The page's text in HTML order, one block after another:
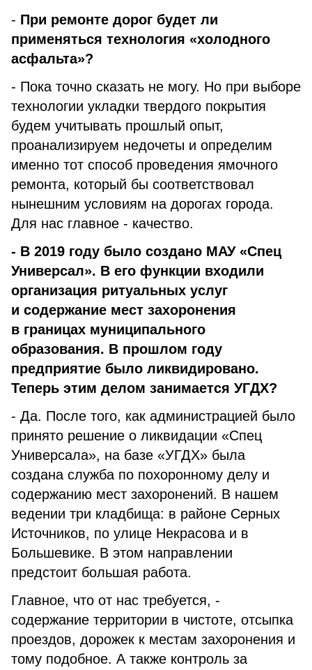
- При ремонте дорог будет ли
применяться технология «холодного
асфальта»?
- Пока точно сказать не могу. Но при выборе
технологии укладки твердого покрытия
будем учитывать прошлый опыт,
проанализируем недочеты и определим
именно тот способ проведения ямочного
ремонта, который бы соответствовал
нынешним условиям на дорогах города.
Для нас главное - качество.
- В 2019 году было создано МАУ «Спец
Универсал». В его функции входили
организация ритуальных услуг
и содержание мест захоронения
в границах муниципального
образования. В прошлом году
предприятие было ликвидировано.
Теперь этим делом занимается УГДХ?
- Да. После того, как администрацией было
принято решение о ликвидации «Спец
Универсала», на базе «УГДХ» была
создана служба по похоронному делу и
содержанию мест захоронений. В нашем
ведении три кладбища: в районе Серных
Источников, по улице Некрасова и в
Большевике. В этом направлении
предстоит большая работа.
Главное, что от нас требуется, -
содержание территории в чистоте, отсыпка
проездов, дорожек к местам захоронения и
тому подобное. А также контроль за